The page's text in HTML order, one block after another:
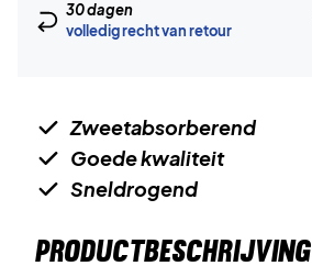
30 dagen
volledig recht van retour
Zweetabsorberend
Goede kwaliteit
Sneldrogend
PRODUCTBESCHRIJVING